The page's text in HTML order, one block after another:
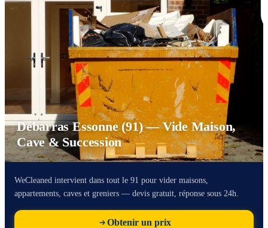
Débarras Essonne (91) — Vide Maison,
Cave & Succession
WeCleaned intervient dans tout le 91 pour vider maisons,
appartements, caves et greniers — devis gratuit, réponse sous 24h.
Obtenir un prix